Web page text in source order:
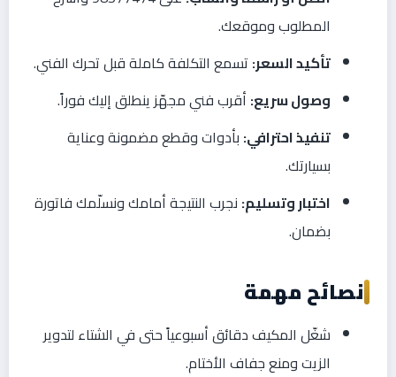
المطلوب وموقعك.
تأكيد السعر: تسمع التكلفة كاملة قبل تحرك الفني.
وصول سريع: أقرب فني مجهّز ينطلق إليك فوراً.
تنفيذ احترافي: بأدوات وقطع مضمونة وعناية
بسيارتك.
اختبار وتسليم: نجرب النتيجة أمامك ونسلّمك فاتورة
بضمان.
نصائح مهمة
شغّل المكيف دقائق أسبوعياً حتى في الشتاء لتدوير
الزيت ومنع جفاف الأختام.